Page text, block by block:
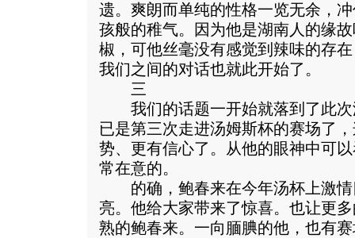
遗。爽朗而单纯的性格一览无余，
孩般的稚气。因为他是湖南人的缘
椒，可他丝毫没有感觉到辣味的存
我们之间的对话也就此开始了。
三
我们的话题一开始就落到了此次
已是第三次走进汤姆斯杯的赛场了
势、更有信心了。从他的眼神中可
常在意的。
的确，鲍春来在今年汤杯上激情
亮。他给大家带来了惊喜。也让更
熟的鲍春来。一向腼腆的他，也有